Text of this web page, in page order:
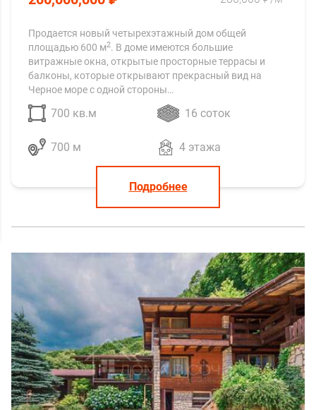
Продается новый четырехэтажный дом общей
площадью 600 м2. В доме имеются большие
витражные окна, открытые просторные террасы и
балконы, которые открывают прекрасный вид на
Черное море с одной стороны…
700 кв.м 16 соток
700 м 4 этажа
Подробнее